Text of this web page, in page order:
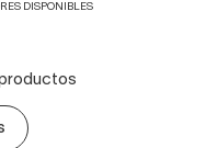
DISPONIBLES